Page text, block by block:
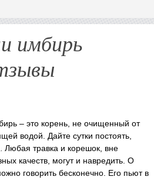
имбирь
– это корень, не очищенный от
водой. Дайте сутки постоять,
Любая травка и корешок, вне
качеств, могут и навредить. О
говорить бесконечно. Его пьют в